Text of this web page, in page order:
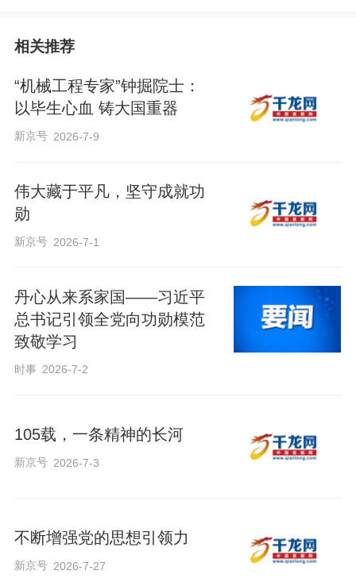
相关推荐
“机械工程专家”钟掘院士：
以毕生心血 铸大国重器
新京号 2026-7-9
伟大藏于平凡，坚守成就功
勋
新京号 2026-7-1
丹心从来系家国——习近平
总书记引领全党向功勋模范
致敬学习
时事 2026-7-2
105载，一条精神的长河
新京号 2026-7-3
不断增强党的思想引领力
新京号 2026-7-27